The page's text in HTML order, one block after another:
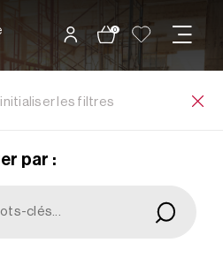
0
les filtres
par :
à votre
les plus
besoins grâce aux